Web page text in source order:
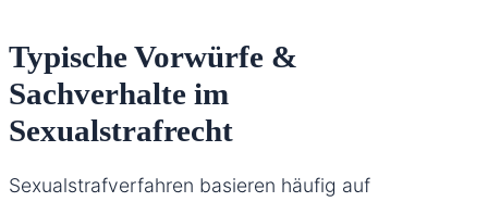
Typische Vorwürfe &
Sachverhalte im
Sexualstrafrecht
Sexualstrafverfahren basieren häufig auf